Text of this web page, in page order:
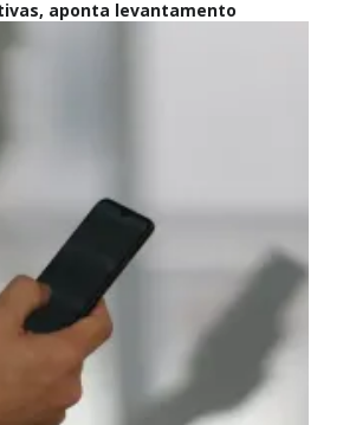
aponta levantamento